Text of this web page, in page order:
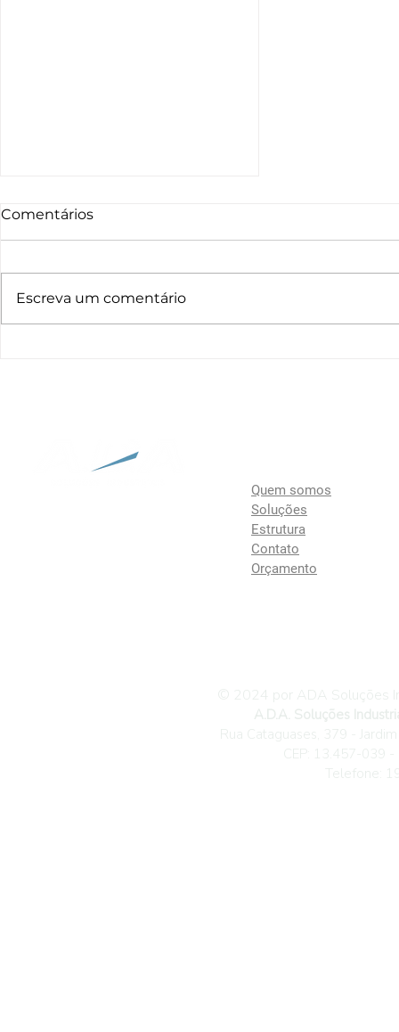
Comentários
Escreva um comentário
Quem somos
Soluções
Estrutura
Contato
Orçamento